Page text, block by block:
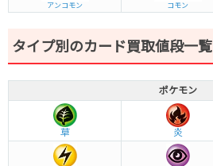
アンコモン コモン
タイプ別のカード買取値段一覧
ポケモン
草 炎